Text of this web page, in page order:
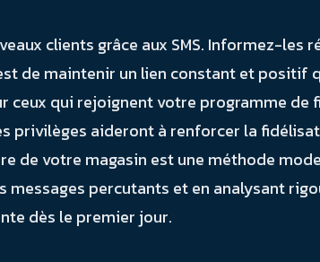
clients grâce aux SMS. Informez-
de maintenir un lien constant et positif
qui rejoignent votre programme de
privilèges aideront à renforcer la
de votre magasin est une méthode
percutants et en analysant
dès le premier jour.